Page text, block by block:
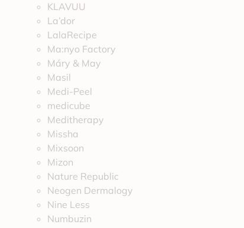
KLAVUU
La’dor
LalaRecipe
Ma:nyo Factory
Máry & May
Masil
Medi-Peel
medicube
Meditherapy
Missha
Mixsoon
Mizon
Nature Republic
Neogen Dermalogy
Nine Less
Numbuzin